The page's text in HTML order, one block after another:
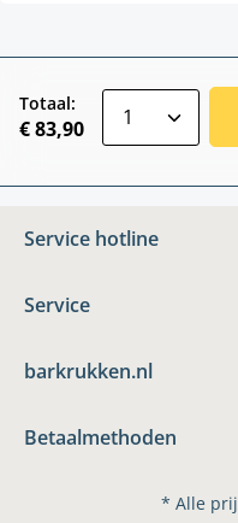
Totaal:
€ 83,90
Service hotline
Service
barkrukken.nl
Betaalmethoden
* Alle